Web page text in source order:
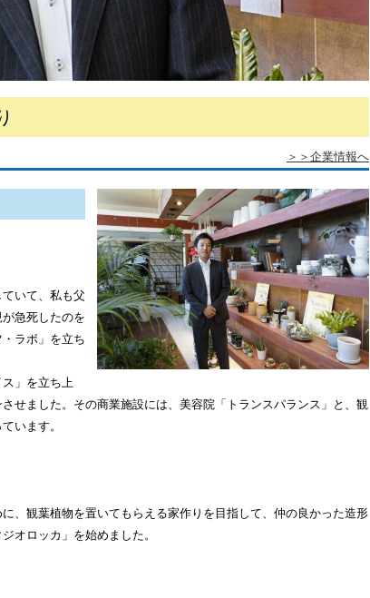
＞＞企業情報へ
いて、私も父
急死したのを
ラボ」を立ち
」を立ち上
せました。その商業施設には、美容院「トランスパランス」と、観
います。
、観葉植物を置いてもらえる家作りを目指して、仲の良かった造形
オロッカ」を始めました。